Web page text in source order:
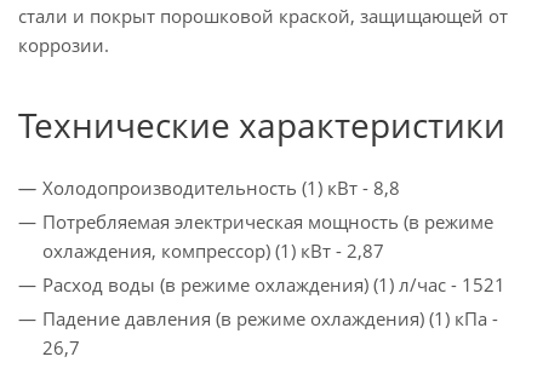
стали и покрыт порошковой краской, защищающей от
коррозии.
Технические характеристики
Холодопроизводительность (1) кВт - 8,8
Потребляемая электрическая мощность (в режиме
охлаждения, компрессор) (1) кВт - 2,87
Расход воды (в режиме охлаждения) (1) л/час - 1521
Падение давления (в режиме охлаждения) (1) кПа -
26,7